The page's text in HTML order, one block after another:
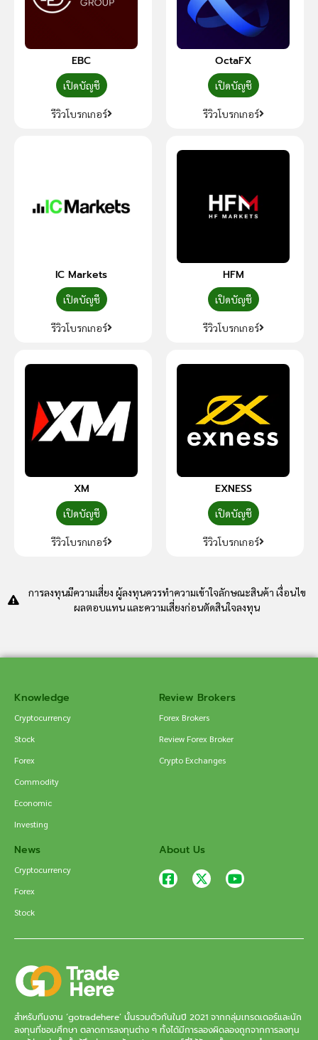
EBC
เปิดบัญชี
รีวิวโบรกเกอร์
OctaFX
เปิดบัญชี
รีวิวโบรกเกอร์
IC Markets
เปิดบัญชี
รีวิวโบรกเกอร์
HFM
เปิดบัญชี
รีวิวโบรกเกอร์
XM
เปิดบัญชี
รีวิวโบรกเกอร์
EXNESS
เปิดบัญชี
รีวิวโบรกเกอร์
การลงทุนมีความเสี่ยง ผู้ลงทุนควรทำความเข้าใจลักษณะสินค้า เงื่อนไข
ผลตอบแทน และความเสี่ยงก่อนตัดสินใจลงทุน
Knowledge
Cryptocurrency
Stock
Forex
Commodity
Economic
Investing
Review Brokers
Forex Brokers
Review Forex Broker
Crypto Exchanges
News
Cryptocurrency
Forex
Stock
About Us
สำหรับทีมงาน ‘gotradehere’ นั้นรวมตัวกันในปี 2021 จากกลุ่มเทรดเดอร์และนัก
ลงทุนที่ชอบศึกษา ตลาดการลงทุนต่าง ๆ ทั้งได้มีการลองผิดลองถูกจากการลงทุน